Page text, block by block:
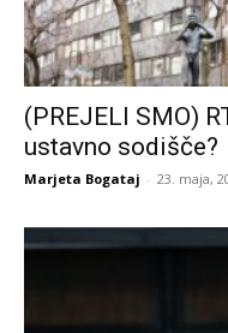
(PREJELI SMO)
ustavno sodišče?
Marjeta Bogataj - 23. maja,